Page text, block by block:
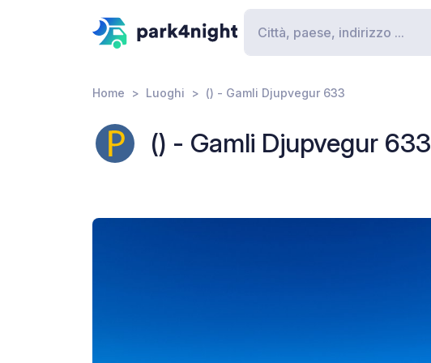
Home Luoghi () - Gamli Djupvegur 633
() - Gamli Djupvegur 633